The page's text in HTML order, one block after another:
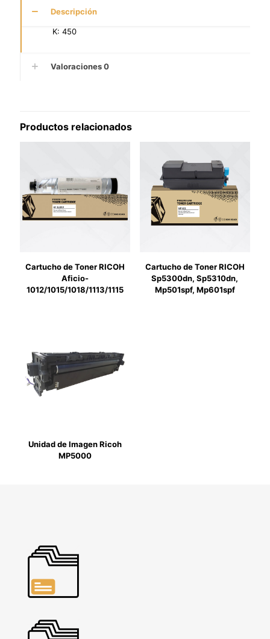
Descripción
K: 450
Valoraciones0
Productos relacionados
Cartucho de Toner RICOH
Aficio-
1012/1015/1018/1113/1115
Cartucho de Toner RICOH
Sp5300dn, Sp5310dn,
Mp501spf, Mp601spf
Unidad de Imagen Ricoh
MP5000